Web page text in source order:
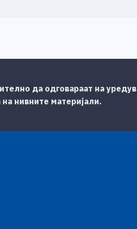
да одговараат на
нивните материјали.